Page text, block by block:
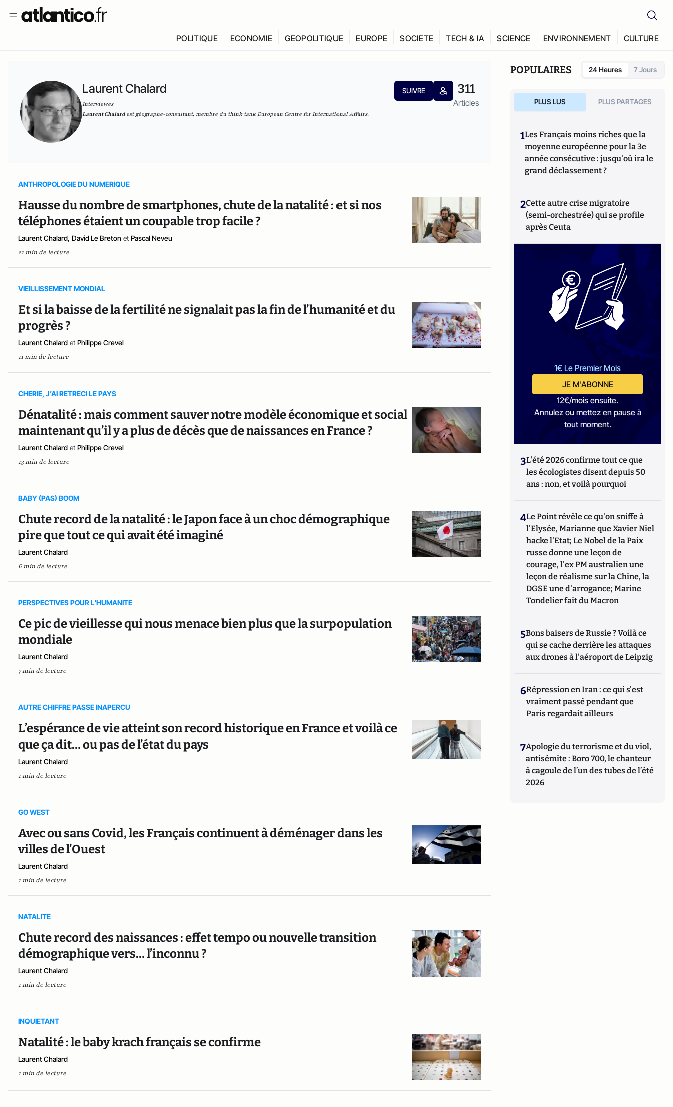
POLITIQUE ECONOMIE GEOPOLITIQUE EUROPE SOCIETE TECH & IA SCIENCE ENVIRONNEMENT CULTURE
Laurent Chalard
Interviewes
SUIVRE 311
Articles
Laurent Chalardest géographe-consultant, membre du think tankEuropean Centre for International Affairs.
ANTHROPOLOGIE DU NUMERIQUE
Hausse du nombre de smartphones, chute de la natalité : et si nos
téléphones étaient un coupable trop facile ?
Laurent Chalard, David Le Breton et Pascal Neveu
21 min de lecture
VIEILLISSEMENT MONDIAL
Et si la baisse de la fertilité ne signalait pas la fin de l’humanité et du
progrès ?
Laurent Chalard et Philippe Crevel
11 min de lecture
CHERIE, J’AI RETRECI LE PAYS
Dénatalité : mais comment sauver notre modèle économique et social
maintenant qu’il y a plus de décès que de naissances en France ?
Laurent Chalard et Philippe Crevel
13 min de lecture
BABY (PAS) BOOM
Chute record de la natalité : le Japon face à un choc démographique
pire que tout ce qui avait été imaginé
Laurent Chalard
6 min de lecture
PERSPECTIVES POUR L'HUMANITE
Ce pic de vieillesse qui nous menace bien plus que la surpopulation
mondiale
Laurent Chalard
7 min de lecture
AUTRE CHIFFRE PASSE INAPERCU
L’espérance de vie atteint son record historique en France et voilà ce
que ça dit… ou pas de l’état du pays
Laurent Chalard
1 min de lecture
GO WEST
Avec ou sans Covid, les Français continuent à déménager dans les
villes de l’Ouest
Laurent Chalard
1 min de lecture
NATALITE
Chute record des naissances : effet tempo ou nouvelle transition
démographique vers… l’inconnu ?
Laurent Chalard
1 min de lecture
INQUIETANT
Natalité : le baby krach français se confirme
Laurent Chalard
1 min de lecture
POPULAIRES 24 Heures 7 Jours
PLUS LUS PLUS PARTAGES
1Les Français moins riches que la
moyenne européenne pour la 3e
année consécutive : jusqu'où ira le
grand déclassement ?
2Cette autre crise migratoire
(semi-orchestrée) qui se profile
après Ceuta
1€ Le Premier Mois
JE M'ABONNE
12€/mois ensuite.
Annulez ou mettez en pause à
tout moment.
3L’été 2026 confirme tout ce que
les écologistes disent depuis 50
ans : non, et voilà pourquoi
4Le Point révèle ce qu'on sniffe à
l'Elysée, Marianne que Xavier Niel
hacke l'Etat; Le Nobel de la Paix
russe donne une leçon de
courage, l'ex PM australien une
leçon de réalisme sur la Chine, la
DGSE une d'arrogance; Marine
Tondelier fait du Macron
5Bons baisers de Russie ? Voilà ce
qui se cache derrière les attaques
aux drones à l'aéroport de Leipzig
6Répression en Iran : ce qui s'est
vraiment passé pendant que
Paris regardait ailleurs
7Apologie du terrorisme et du viol,
antisémite : Boro 700, le chanteur
à cagoule de l’un des tubes de l’été
2026